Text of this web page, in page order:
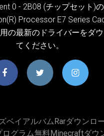
0 - 2B08 (チップセット)
Processor E7 Series
の最新のドライバーをダ
てください。
ベイアルバムrarダウンロ
ログラム無料minecraftダウ